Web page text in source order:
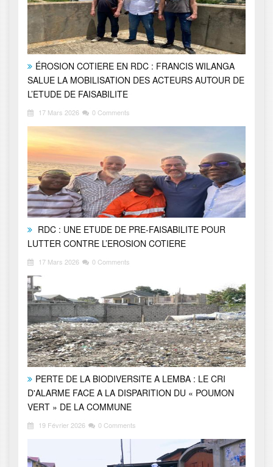
ÉROSION COTIERE EN RDC : FRANCIS WILANGA
SALUE LA MOBILISATION DES ACTEURS AUTOUR DE
L’ETUDE DE FAISABILITE
17 Mars 2026 0 Comments
RDC : UNE ETUDE DE PRE-FAISABILITE POUR
LUTTER CONTRE L’EROSION COTIERE
17 Mars 2026 0 Comments
PERTE DE LA BIODIVERSITE A LEMBA : LE CRI
D'ALARME FACE A LA DISPARITION DU « POUMON
VERT » DE LA COMMUNE
19 Février 2026 0 Comments